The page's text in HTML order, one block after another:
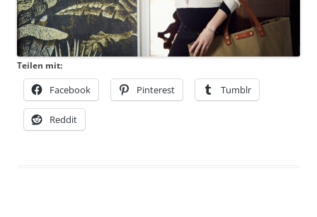
Teilen mit:
Facebook Pinterest Tumblr
Reddit